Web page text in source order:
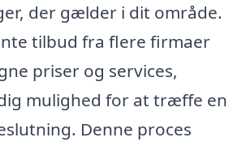
der gælder i dit område.
tilbud fra flere firmaer
priser og services,
mulighed for at træffe en
Denne proces